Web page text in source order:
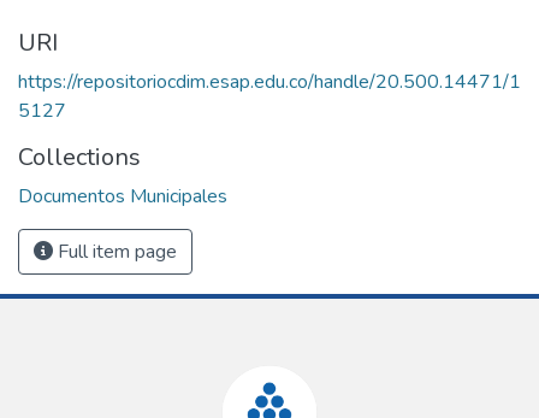
URI
https://repositoriocdim.esap.edu.co/handle/20.500.14471/1
5127
Collections
Documentos Municipales
Full item page